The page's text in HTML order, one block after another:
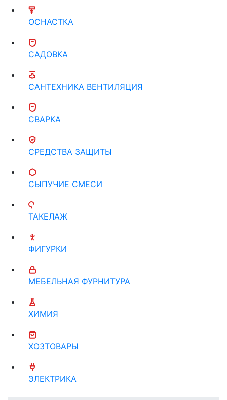
ОСНАСТКА
САДОВКА
САНТЕХНИКА ВЕНТИЛЯЦИЯ
СВАРКА
СРЕДСТВА ЗАЩИТЫ
СЫПУЧИЕ СМЕСИ
ТАКЕЛАЖ
ФИГУРКИ
МЕБЕЛЬНАЯ ФУРНИТУРА
ХИМИЯ
ХОЗТОВАРЫ
ЭЛЕКТРИКА